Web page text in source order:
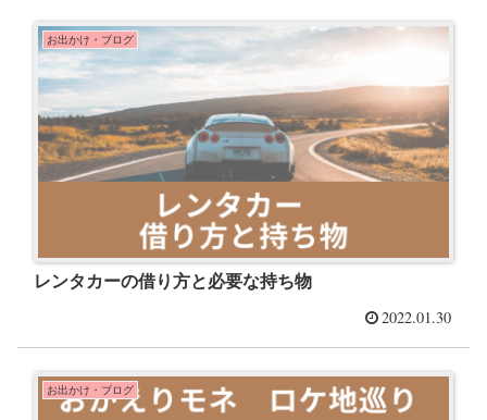
お出かけ・ブログ
レンタカーの借り方と必要な持ち物
2022.01.30
お出かけ・ブログ